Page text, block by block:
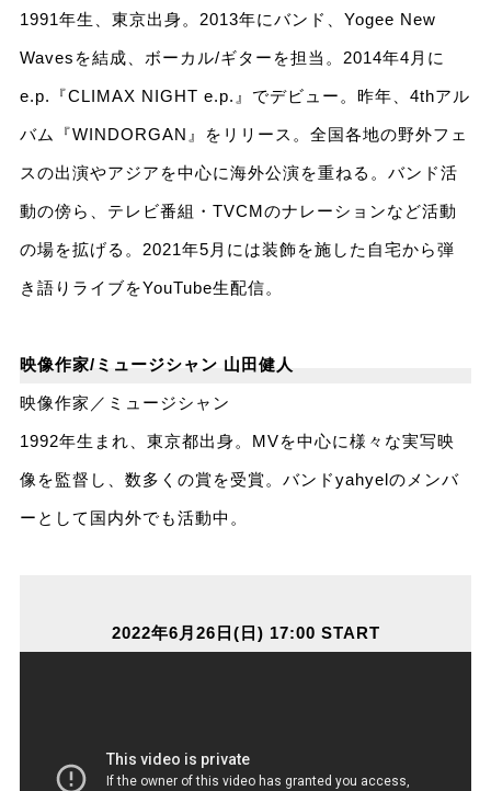
1991年生、東京出身。2013年にバンド、Yogee New
Wavesを結成、ボーカル/ギターを担当。2014年4月に
e.p.『CLIMAX NIGHT e.p.』でデビュー。昨年、4thアル
バム『WINDORGAN』をリリース。全国各地の野外フェ
スの出演やアジアを中心に海外公演を重ねる。バンド活
動の傍ら、テレビ番組・TVCMのナレーションなど活動
の場を拡げる。2021年5月には装飾を施した自宅から弾
き語りライブをYouTube生配信。
映像作家/ミュージシャン 山田健人
映像作家／ミュージシャン
1992年生まれ、東京都出身。MVを中心に様々な実写映
像を監督し、数多くの賞を受賞。バンドyahyelのメンバ
ーとして国内外でも活動中。
2022年6月26日(日) 17:00 START